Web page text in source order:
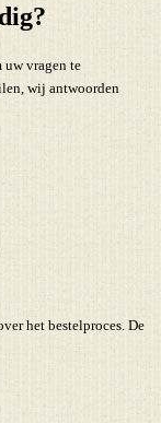
uw vragen te
wij antwoorden
het bestelproces. De